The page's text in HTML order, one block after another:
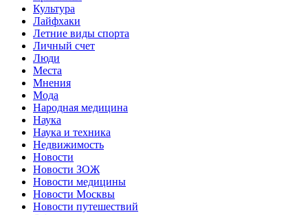
Культура
Лайфхаки
Летние виды спорта
Личный счет
Люди
Места
Мнения
Мода
Народная медицина
Наука
Наука и техника
Недвижимость
Новости
Новости ЗОЖ
Новости медицины
Новости Москвы
Новости путешествий